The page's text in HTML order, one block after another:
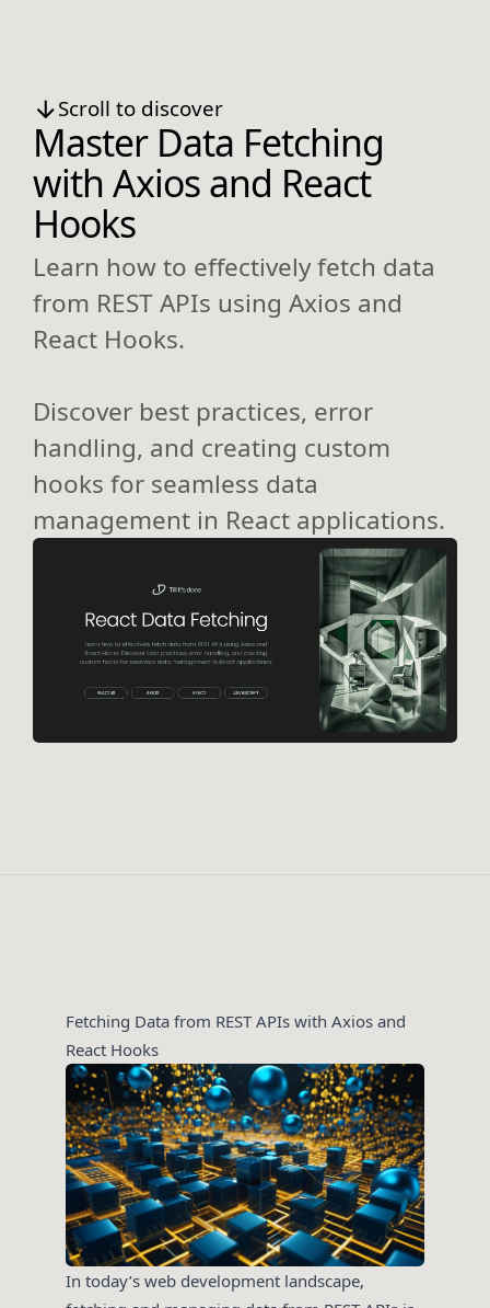
Scroll to discover
Master Data Fetching
with Axios and React
Hooks
Learn how to effectively fetch data
from REST APIs using Axios and
React Hooks.
Discover best practices, error
handling, and creating custom
hooks for seamless data
management in React applications.
Fetching Data from REST APIs with Axios and
React Hooks
In today’s web development landscape,